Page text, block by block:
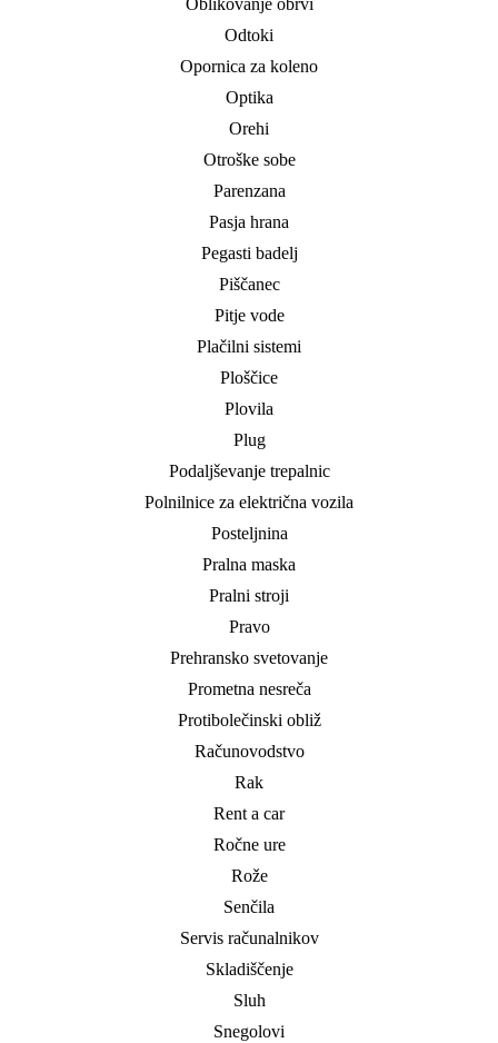
Oblikovanje obrvi
Odtoki
Opornica za koleno
Optika
Orehi
Otroške sobe
Parenzana
Pasja hrana
Pegasti badelj
Piščanec
Pitje vode
Plačilni sistemi
Ploščice
Plovila
Plug
Podaljševanje trepalnic
Polnilnice za električna vozila
Posteljnina
Pralna maska
Pralni stroji
Pravo
Prehransko svetovanje
Prometna nesreča
Protibolečinski obliž
Računovodstvo
Rak
Rent a car
Ročne ure
Rože
Senčila
Servis računalnikov
Skladiščenje
Sluh
Snegolovi